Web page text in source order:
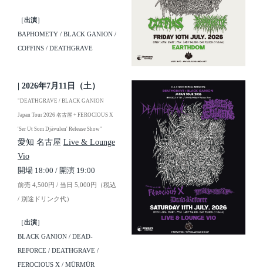
［出演］
BAPHOMETY / BLACK GANION /
COFFINS / DEATHGRAVE
| 2026年7月11日（土）
"DEATHGRAVE / BLACK GANION
Japan Tour 2026 名古屋 + FEROCIOUS X
'Ser Ut Som Djävulen' Release Show"
愛知 名古屋 Live & Lounge
Vio
開場 18:00 / 開演 19:00
前売 4,500円 / 当日 5,000円（税込
/ 別途ドリンク代）
［出演］
BLACK GANION / DEAD-
REFORCE / DEATHGRAVE /
FEROCIOUS X / MÜRMÜR